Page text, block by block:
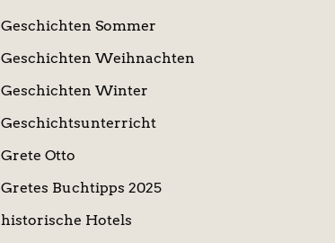
Geschichten Sommer
Geschichten Weihnachten
Geschichten Winter
Geschichtsunterricht
Grete Otto
Gretes Buchtipps 2025
historische Hotels